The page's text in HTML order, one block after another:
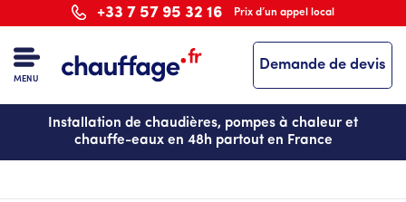
au
contenu
principal
+33 7 57 95 32 16 Prix d’un appel local
MENU
Demande de devis
Installation de chaudières, pompes à chaleur et
chauffe-eaux en 48h partout en France